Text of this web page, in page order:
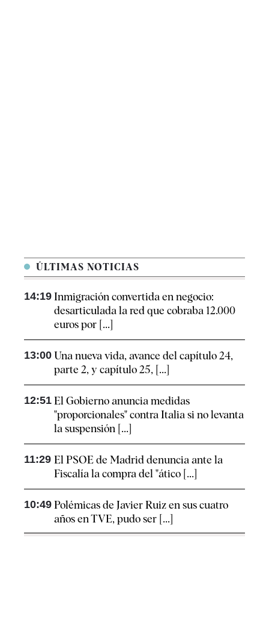
ÚLTIMAS NOTICIAS
14:19 Inmigración convertida en negocio:
desarticulada la red que cobraba 12.000
euros por [...]
13:00 Una nueva vida, avance del capítulo 24,
parte 2, y capítulo 25, [...]
12:51 El Gobierno anuncia medidas
"proporcionales" contra Italia si no levanta
la suspensión [...]
11:29 El PSOE de Madrid denuncia ante la
Fiscalía la compra del "ático [...]
10:49 Polémicas de Javier Ruiz en sus cuatro
años en TVE, pudo ser [...]